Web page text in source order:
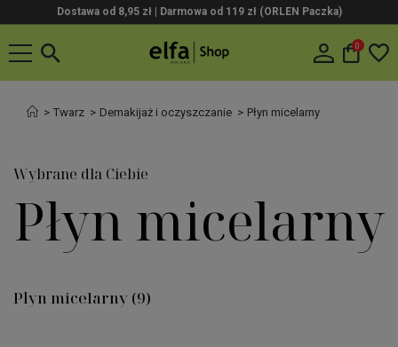
Dostawa od 8,95 zł | Darmowa od 119 zł (ORLEN Paczka)
0
Twarz Demakijaż i oczyszczanie Płyn micelarny
Wybrane dla Ciebie
Płyn micelarny
Płyn micelarny (9)